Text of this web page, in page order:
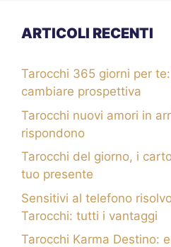
ARTICOLI RECENTI
Tarocchi 365 giorni per
cambiare prospettiva
Tarocchi nuovi amori in
rispondono
Tarocchi del giorno, i
tuo presente
Sensitivi al telefono
Tarocchi: tutti i vantaggi
Tarocchi Karma Destino: